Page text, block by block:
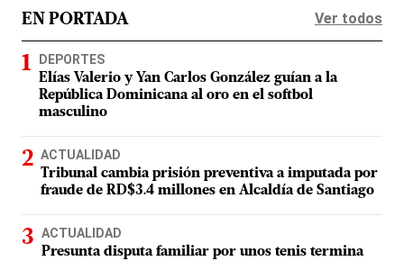
EN PORTADA Ver todos
DEPORTES
Elías Valerio y Yan Carlos González guían a la
República Dominicana al oro en el softbol
masculino
ACTUALIDAD
Tribunal cambia prisión preventiva a imputada por
fraude de RD$3.4 millones en Alcaldía de Santiago
ACTUALIDAD
Presunta disputa familiar por unos tenis termina